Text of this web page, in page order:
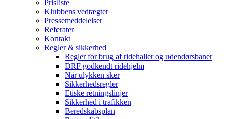
Prisliste
Klubbens vedtægter
Pressemeddelelser
Referater
Kontakt
Regler & sikkerhed
Regler for brug af ridehaller og udendørsbaner
DRF godkendt ridehjelm
Når ulykken sker
Sikkerhedsregler
Etiske retningslinjer
Sikkerhed i trafikken
Beredskabsplan